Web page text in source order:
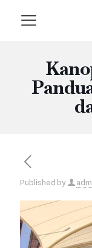
Published by